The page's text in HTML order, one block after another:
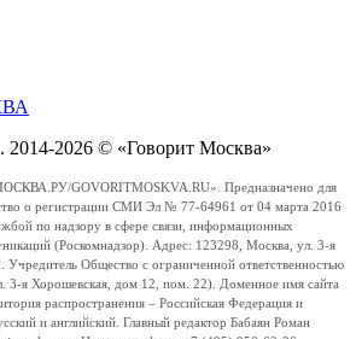
2026 © «Говорит Москва»
GOVORITMOSKVA.RU». Предназначено для
о регистрации СМИ Эл № 77-64961 от 04 марта 2016
по надзору в сфере связи, информационных
(Роскомнадзор). Адрес: 123298, Москва, ул. 3-я
Общество с ограниченной ответственностью
я Хорошевская, дом 12, пом. 22). Доменное имя сайта
распространения – Российская Федерация и
и английский. Главный редактор Бабаян Роман